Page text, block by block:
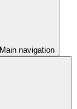
Main navigation